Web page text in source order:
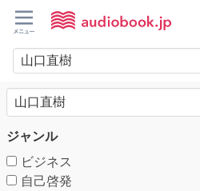
ジャンル
ビジネス
自己啓発